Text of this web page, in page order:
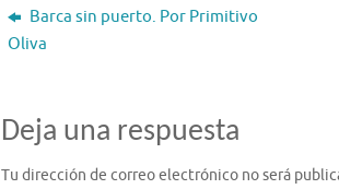
Barca sin puerto. Por Primitivo
Oliva
Deja una respuesta
Tu dirección de correo electrónico no será